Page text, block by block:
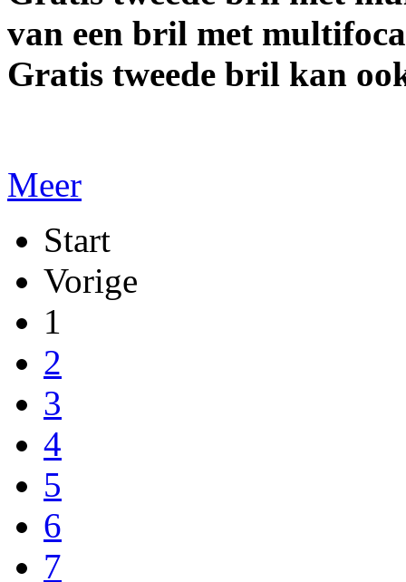
van een bril met
Gratis tweede bril kan
Meer
Start
Vorige
1
2
3
4
5
6
7